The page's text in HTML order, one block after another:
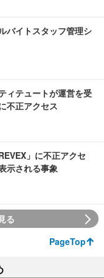
バイトスタッフ管理シ
ィテュートが運営を受
不正アクセス
」に不正アクセ
示される事象
る
PageTop